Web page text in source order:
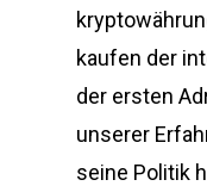
kaufen der
der ersten
unserer
seine Politik